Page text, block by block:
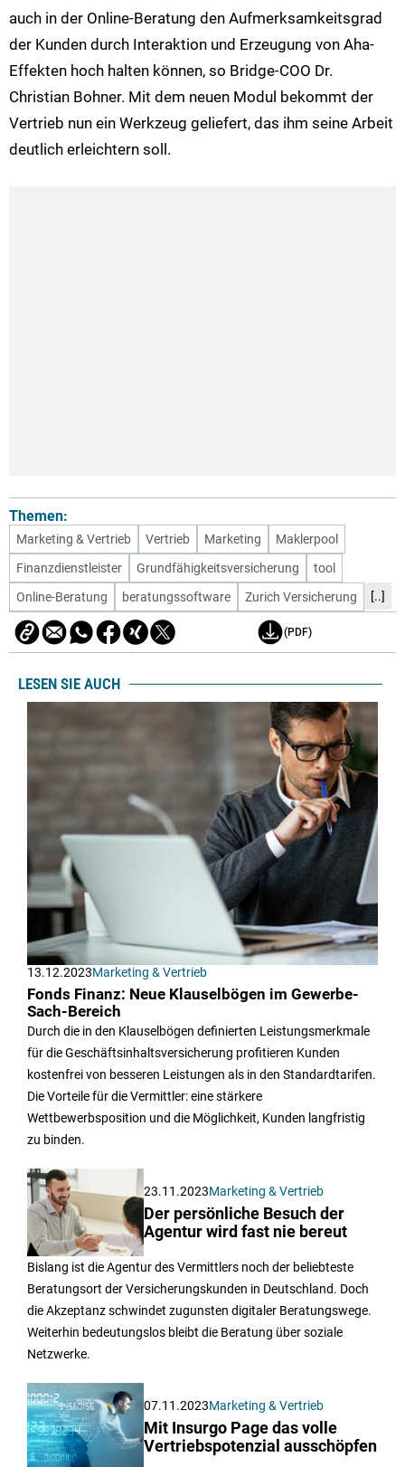
auch in der Online-Beratung den Aufmerksamkeitsgrad
der Kunden durch Interaktion und Erzeugung von Aha-
Effekten hoch halten können, so Bridge-COO Dr.
Christian Bohner. Mit dem neuen Modul bekommt der
Vertrieb nun ein Werkzeug geliefert, das ihm seine Arbeit
deutlich erleichtern soll.
Themen:
Marketing & Vertrieb Vertrieb Marketing
Maklerpool
Finanzdienstleister
Grundfähigkeitsversicherung
tool
Online-Beratung
beratungssoftware Zurich Versicherung [..]
(PDF)
LESEN SIE AUCH
13.12.2023Marketing & Vertrieb
Fonds Finanz: Neue Klauselbögen im Gewerbe-
Sach-Bereich
Durch die in den Klauselbögen definierten Leistungsmerkmale
für die Geschäftsinhaltsversicherung profitieren Kunden
kostenfrei von besseren Leistungen als in den Standardtarifen.
Die Vorteile für die Vermittler: eine stärkere
Wettbewerbsposition und die Möglichkeit, Kunden langfristig
zu binden.
23.11.2023Marketing & Vertrieb
Der persönliche Besuch der
Agentur wird fast nie bereut
Bislang ist die Agentur des Vermittlers noch der beliebteste
Beratungsort der Versicherungskunden in Deutschland. Doch
die Akzeptanz schwindet zugunsten digitaler Beratungswege.
Weiterhin bedeutungslos bleibt die Beratung über soziale
Netzwerke.
07.11.2023Marketing & Vertrieb
Mit Insurgo Page das volle
Vertriebspotenzial ausschöpfen